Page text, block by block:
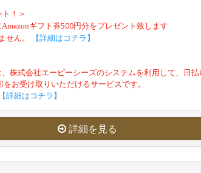
！＞
Amazonギフト券500円分をプレゼント致します
せん。
【詳細はコチラ】
株式会社エーピーシーズのシステムを利用して、日
お受け取りいただけるサービスです。
【詳細はコチラ】
詳細を見る